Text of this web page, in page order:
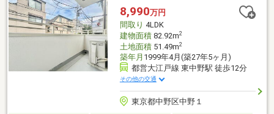
すめしております。「まずは資料が見たい」「実際の陽当りを確
かめたい」など、どうぞお気軽にお問い合わせください！
8,990万円
間取り 4LDK
建物面積82.92m2
土地面積51.49m2
築年月 1999年4月(築27年5ヶ月)
都営大江戸線 東中野駅 徒歩12分
その他の交通
東京都中野区中野１